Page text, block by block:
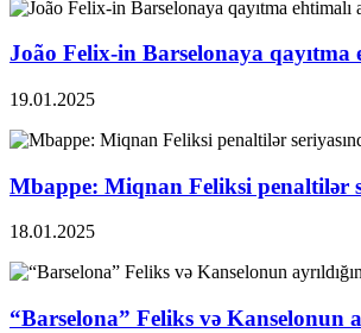
João Felix-in Barselonaya qayıtma
19.01.2025
Mbappe: Miqnan Feliksi penaltilər
18.01.2025
“Barselona” Feliks və Kanselonun